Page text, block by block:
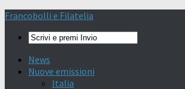
Francobolli e Filatelia
News
Nuove emissioni
Italia